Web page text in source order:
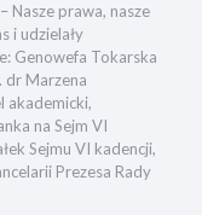
Nasze prawa, nasze
i udzielały
Genowefa Tokarska
dr Marzena
akademicki,
na Sejm VI
Sejmu VI kadencji,
Prezesa Rady